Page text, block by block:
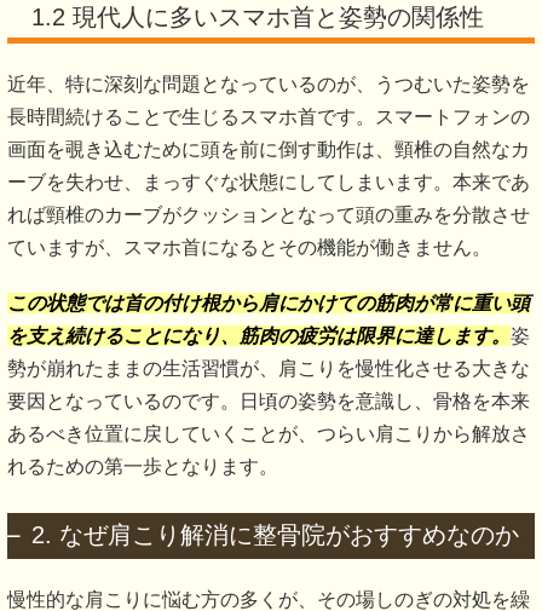
1.2 現代人に多いスマホ首と姿勢の関係性
近年、特に深刻な問題となっているのが、うつむいた姿勢を
長時間続けることで生じるスマホ首です。スマートフォンの
画面を覗き込むために頭を前に倒す動作は、頸椎の自然なカ
ーブを失わせ、まっすぐな状態にしてしまいます。本来であ
れば頸椎のカーブがクッションとなって頭の重みを分散させ
ていますが、スマホ首になるとその機能が働きません。
この状態では首の付け根から肩にかけての筋肉が常に重い頭
を支え続けることになり、筋肉の疲労は限界に達します。 姿
勢が崩れたままの生活習慣が、肩こりを慢性化させる大きな
要因となっているのです。日頃の姿勢を意識し、骨格を本来
あるべき位置に戻していくことが、つらい肩こりから解放さ
れるための第一歩となります。
2. なぜ肩こり解消に整骨院がおすすめなのか
慢性的な肩こりに悩む方の多くが、その場しのぎの対処を繰